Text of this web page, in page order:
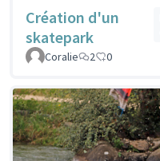
Création d'un
skatepark
Coralie
2 0